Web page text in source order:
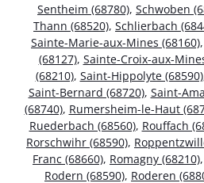
Sentheim (68780), Schwoben
Thann (68520), Schlierbach
Sainte-Marie-aux-Mines (68160),
(68127), Sainte-Croix-aux-
(68210), Saint-Hippolyte (68590)
Saint-Bernard (68720), Saint-
(68740), Rumersheim-le-Haut
Ruederbach (68560), Rouffach
Rorschwihr (68590),
Franc (68660), Romagny (68210),
Rodern (68590), Roderen